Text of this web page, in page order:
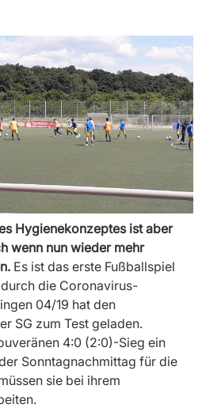
Hygienekonzeptes ist aber
wenn nun wieder mehr
Es ist das erste Fußballspiel
die Coronavirus-
04/19 hat den
SG zum Test geladen.
4:0 (2:0)-Sieg ein
Sonntagnachmittag für die
sie bei ihrem